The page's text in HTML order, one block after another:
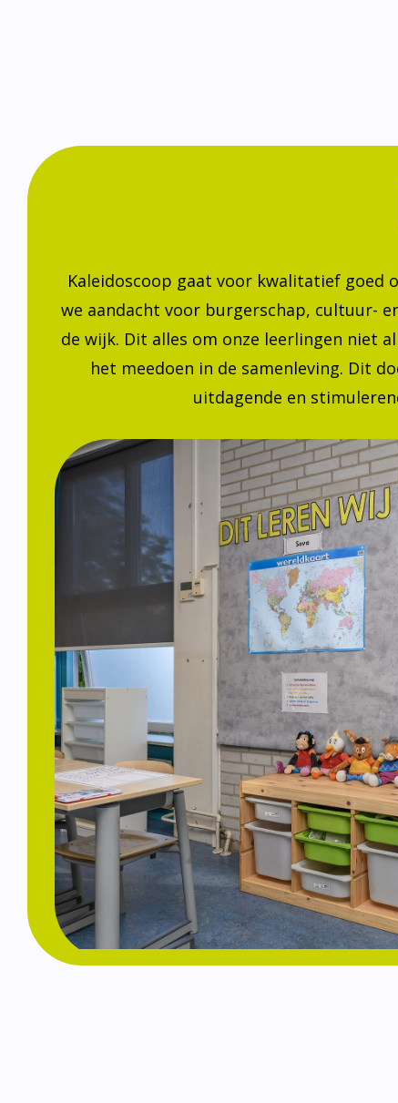
we aandacht voor burgerschap, cultuur-
de wijk. Dit alles om onze leerlingen niet
het meedoen in de samenleving. Dit
uitdagende en